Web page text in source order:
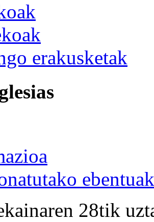
erakusketak
ebentuak
28tik